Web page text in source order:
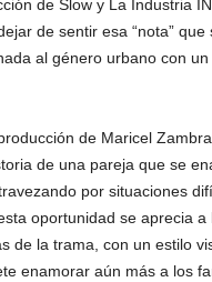
de Slow y La Industria
de sentir esa “nota” que
al género urbano con
de Maricel
de una pareja que se
por situaciones
oportunidad se aprecia a
de la trama, con un estilo
enamorar aún más a los